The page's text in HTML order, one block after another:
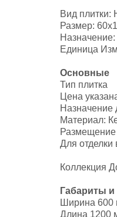
Вид плитки:
Размер:
Единица
Основные
Тип плитка
Цена
Назначение
Материал:
Размещение
Для
Коллекция
Габариты и
Ширина 600
Длина 1200